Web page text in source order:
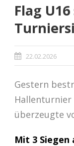
Flag
22.02.2026
Gestern
überzeugte
Mit 3 Siegen